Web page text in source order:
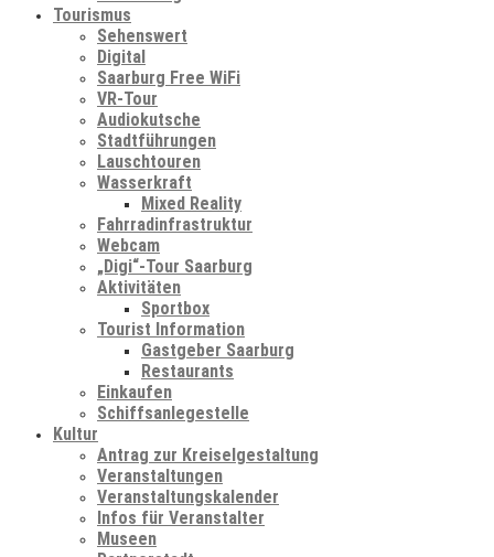
Tourismus
Sehenswert
Digital
Saarburg Free WiFi
VR-Tour
Audiokutsche
Stadtführungen
Lauschtouren
Wasserkraft
Mixed Reality
Fahrradinfrastruktur
Webcam
„Digi“-Tour Saarburg
Aktivitäten
Sportbox
Tourist Information
Gastgeber Saarburg
Restaurants
Einkaufen
Schiffsanlegestelle
Kultur
Antrag zur Kreiselgestaltung
Veranstaltungen
Veranstaltungskalender
Infos für Veranstalter
Museen